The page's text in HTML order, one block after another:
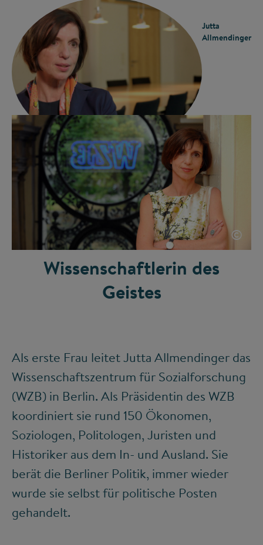
©
Jutta
Allmendinger
Wissenschaftlerin des
Geistes
©
Als erste Frau leitet Jutta Allmendinger das
Wissenschaftszentrum für Sozialforschung
(WZB) in Berlin. Als Präsidentin des WZB
koordiniert sie rund 150 Ökonomen,
Soziologen, Politologen, Juristen und
Historiker aus dem In- und Ausland. Sie
berät die Berliner Politik, immer wieder
wurde sie selbst für politische Posten
gehandelt.